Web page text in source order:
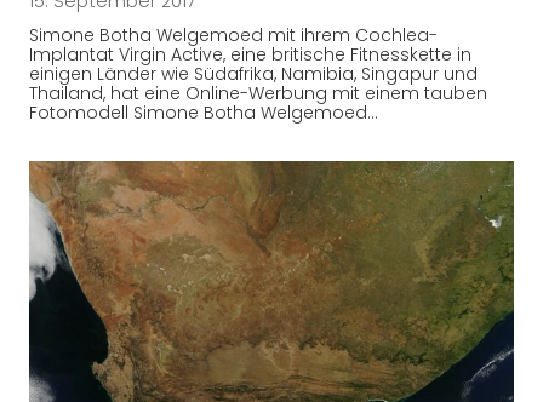
Simone Botha Welgemoed mit ihrem Cochlea-
Implantat Virgin Active, eine britische Fitnesskette in
einigen Länder wie Südafrika, Namibia, Singapur und
Thailand, hat eine Online-Werbung mit einem tauben
Fotomodell Simone Botha Welgemoed…